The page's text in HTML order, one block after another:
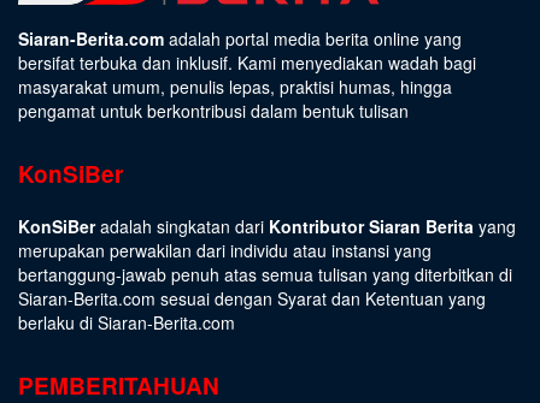
Siaran-Berita.com adalah portal media berita online yang
bersifat terbuka dan inklusif. Kami menyediakan wadah bagi
masyarakat umum, penulis lepas, praktisi humas, hingga
pengamat untuk berkontribusi dalam bentuk tulisan
KonSiBer
KonSiBeradalah singkatan dari Kontributor Siaran Berita yang
merupakan perwakilan dari individu atau instansi yang
bertanggung-jawab penuh atas semua tulisan yang diterbitkan di
Siaran-Berita.com sesuai dengan Syarat dan Ketentuan yang
berlaku di Siaran-Berita.com
PEMBERITAHUAN